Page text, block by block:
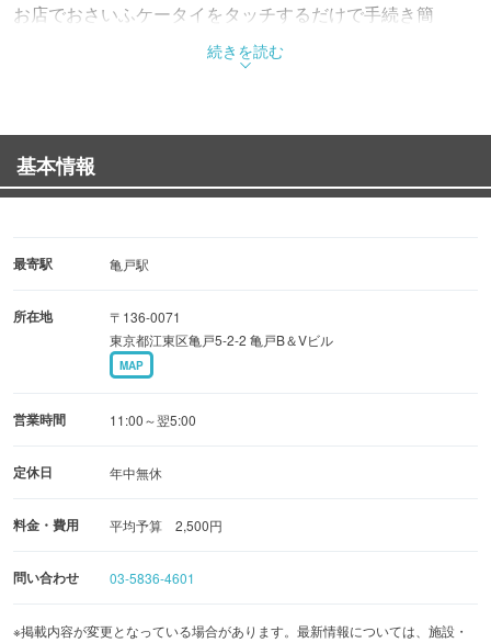
お店でおさいふケータイをタッチするだけで手続き簡
※おさいふケータイ以外は対応していません。
入会時に20ポイントをプレゼント！！
ご来店毎にポイントがたまり50ポイントで500円の割
引！！
続きを読む
基本情報
最寄駅 亀戸駅
所在地
〒136-0071
東京都江東区亀戸5-2-2 亀戸B＆Vビル
MAP
営業時間 11:00～翌5:00
定休日 年中無休
料金・費用 平均予算 2,500円
問い合わせ 03-5836-4601
※掲載内容が変更となっている場合があります。最新情報については、施設・